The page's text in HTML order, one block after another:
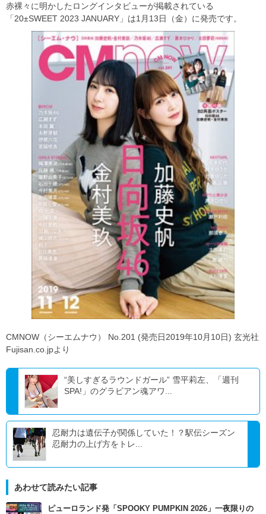
赤裸々に明かしたロングインタビューが掲載されている
「20±SWEET 2023 JANUARY」は1月13日（金）に発売です。
CMNOW（シーエムナウ） No.201 (発売日2019年10月10日) 玄光社
Fujisan.co.jpより
“美しすぎるラウンドガール” 雪平莉左、「週刊
SPA!」のグラビアン魂アワ...
忍耐力は遺伝子が関係していた！？駅伝シーズン
忍耐力の上げ方をトレ...
あわせて読みたい記事
ピューロランド発「SPOOKY PUMPKIN 2026」一夜限りの